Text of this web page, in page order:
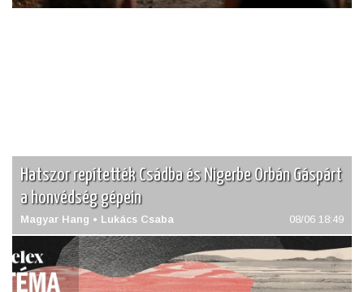
Hatszor repítették Csádba és Nigerbe Orbán Gáspárt
a honvédség gépein
Magyar Hang • Lukács Csaba 08/06 18:49